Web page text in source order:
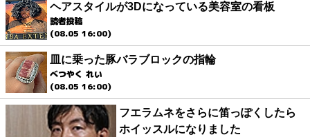
ヘアスタイルが3Dになっている美容室の看板
読者投稿
(08.05 16:00)
皿に乗った豚バラブロックの指輪
べつやく れい
(08.05 16:00)
フエラムネをさらに笛っぽくしたら
ホイッスルになりました